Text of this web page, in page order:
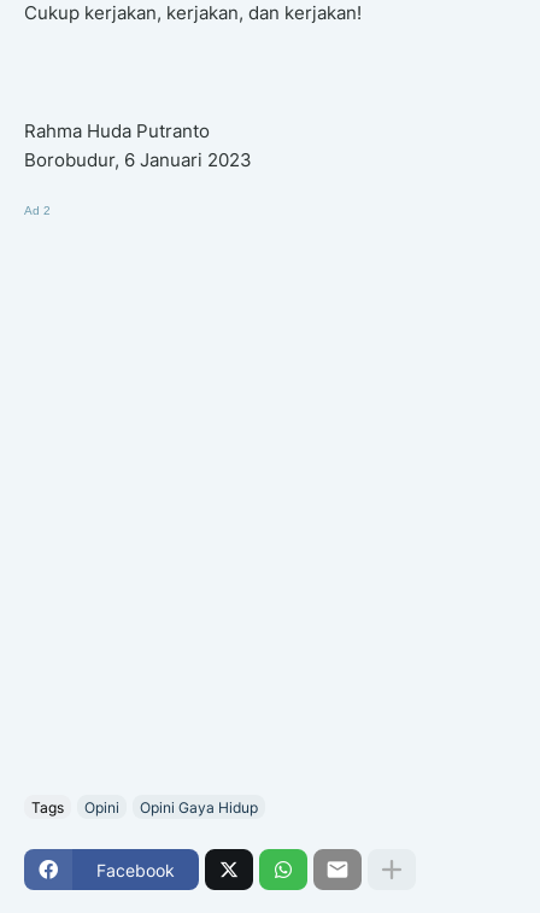
Cukup kerjakan, kerjakan, dan kerjakan!
Rahma Huda Putranto
Borobudur, 6 Januari 2023
Ad 2
Tags Opini Opini Gaya Hidup
Facebook